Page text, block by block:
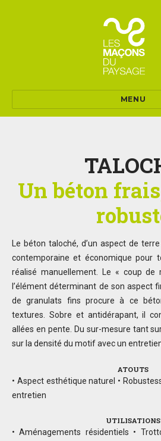
MENU
Un béton
Le béton taloché, d’un aspect de
contemporaine et économique pour
réalisé manuellement. Le « coup
l’élément déterminant de son aspect
de granulats fins procure à ce
textures. Sobre et antidérapant, il
allées en pente. Du sur-mesure tant
sur la densité du motif avec un
ATOUTS
• Aspect esthétique naturel •
entretien
UTILISATIONS
• Aménagements résidentiels •